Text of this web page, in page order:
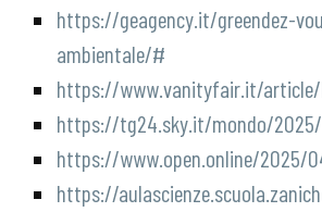
https://geagency.it/greendez-
ambientale/#
https://www.vanityfair.it/article/
https://tg24.sky.it/mondo/
https://www.open.online/2025/
https://